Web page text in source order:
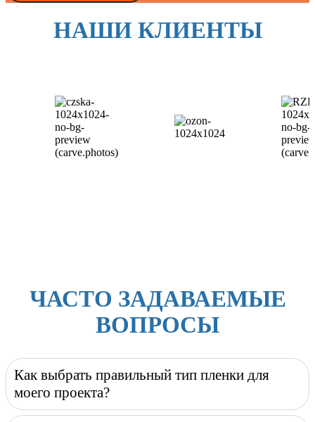
НАШИ КЛИЕНТЫ
ЧАСТО ЗАДАВАЕМЫЕ
ВОПРОСЫ
Как выбрать правильный тип пленки для
моего проекта?